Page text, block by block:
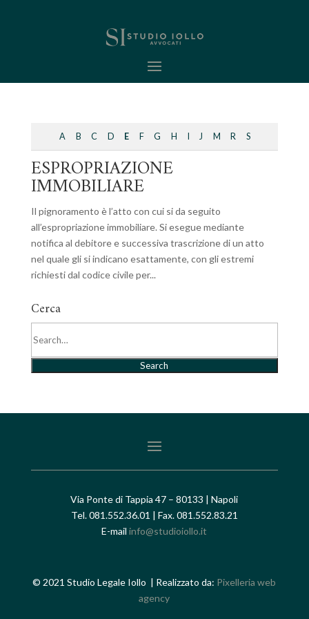
A B C D E F G H I J M R S
ESPROPRIAZIONE
IMMOBILIARE
Il pignoramento è l’atto con cui si da seguito
all’espropriazione immobiliare. Si esegue mediante
notifica al debitore e successiva trascrizione di un atto
nel quale gli si indicano esattamente, con gli estremi
richiesti dal codice civile per...
Cerca
Search
Via Ponte di Tappia 47 – 80133 | Napoli
Tel. 081.552.36.01 | Fax. 081.552.83.21
E-mailinfo@studioiollo.it
© 2021 Studio Legale Iollo | Realizzato da: Pixelleria web
agency